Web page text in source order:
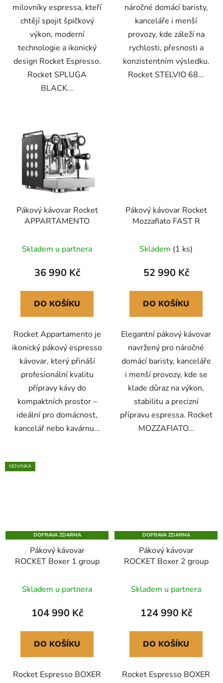
milovníky espressa, kteří
chtějí spojit špičkový
výkon, moderní
technologie a ikonický
design Rocket Espresso.
Rocket SPLUGA
BLACK...
náročné domácí baristy,
kanceláře i menší
provozy, kde záleží na
rychlosti, přesnosti a
konzistentním výsledku.
Rocket STELVIO 68...
Pákový kávovar Rocket
APPARTAMENTO
Skladem u partnera
36 990 Kč
DO KOŠÍKU
Rocket Appartamento je
ikonický pákový espresso
kávovar, který přináší
profesionální kvalitu
přípravy kávy do
kompaktních prostor –
ideální pro domácnost,
kancelář nebo kavárnu...
Pákový kávovar Rocket
Mozzafiato FAST R
Skladem (1 ks)
52 990 Kč
DO KOŠÍKU
Elegantní pákový kávovar
navržený pro náročné
domácí baristy, kanceláře
i menší provozy, kde se
klade důraz na výkon,
stabilitu a precizní
přípravu espressa. Rocket
MOZZAFIATO...
NOVINKA
DOPRAVA ZDARMA
Pákový kávovar
ROCKET Boxer 1 group
Skladem u partnera
104 990 Kč
DO KOŠÍKU
Rocket Espresso BOXER
DOPRAVA ZDARMA
Pákový kávovar
ROCKET Boxer 2 group
Skladem u partnera
124 990 Kč
DO KOŠÍKU
Rocket Espresso BOXER